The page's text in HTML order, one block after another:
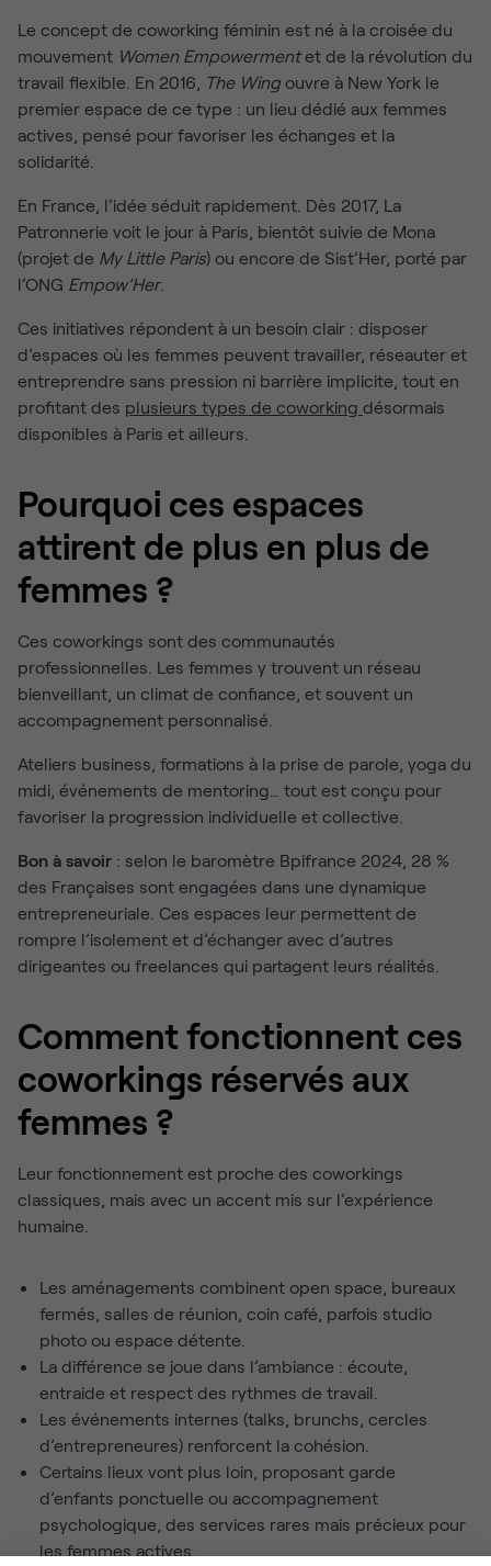
Le concept de coworking féminin est né à la croisée du
mouvement Women Empowermentet de la révolution du
travail flexible. En 2016, The Wingouvre à New York le
premier espace de ce type : un lieu dédié aux femmes
actives, pensé pour favoriser les échanges et la
solidarité.
En France, l’idée séduit rapidement. Dès 2017, La
Patronnerie voit le jour à Paris, bientôt suivie de Mona
(projet de My Little Paris) ou encore de Sist’Her, porté par
l’ONG Empow’Her.
Ces initiatives répondent à un besoin clair : disposer
d’espaces où les femmes peuvent travailler, réseauter et
entreprendre sans pression ni barrière implicite, tout en
profitant des plusieurs types de coworking désormais
disponibles à Paris et ailleurs.
Pourquoi ces espaces
attirent de plus en plus de
femmes ?
Ces coworkings sont des communautés
professionnelles. Les femmes y trouvent un réseau
bienveillant, un climat de confiance, et souvent un
accompagnement personnalisé.
Ateliers business, formations à la prise de parole, yoga du
midi, événements de mentoring… tout est conçu pour
favoriser la progression individuelle et collective.
Bon à savoir : selon le baromètre Bpifrance 2024, 28 %
des Françaises sont engagées dans une dynamique
entrepreneuriale. Ces espaces leur permettent de
rompre l’isolement et d’échanger avec d’autres
dirigeantes ou freelances qui partagent leurs réalités.
Comment fonctionnent ces
coworkings réservés aux
femmes ?
Leur fonctionnement est proche des coworkings
classiques, mais avec un accent mis sur l’expérience
humaine.
Les aménagements combinent open space, bureaux
fermés, salles de réunion, coin café, parfois studio
photo ou espace détente.
La différence se joue dans l’ambiance : écoute,
entraide et respect des rythmes de travail.
Les événements internes (talks, brunchs, cercles
d’entrepreneures) renforcent la cohésion.
Certains lieux vont plus loin, proposant garde
d’enfants ponctuelle ou accompagnement
psychologique, des services rares mais précieux pour
les femmes actives.